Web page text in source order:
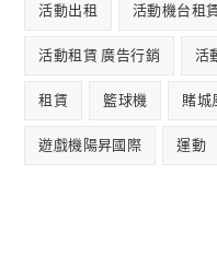
活動出租 活動機台租
活動租賃 廣告行銷 活
租賃 籃球機 賭城
遊戲機陽昇國際 運動